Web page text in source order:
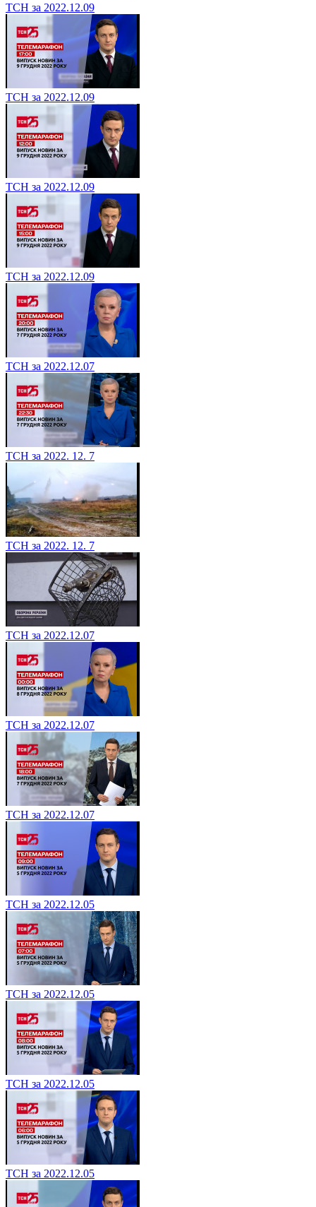
ТСН за 2022.12.09
ТСН за 2022.12.09
ТСН за 2022.12.09
ТСН за 2022.12.09
ТСН за 2022.12.07
ТСН за 2022. 12. 7
ТСН за 2022. 12. 7
ТСН за 2022.12.07
ТСН за 2022.12.07
ТСН за 2022.12.07
ТСН за 2022.12.05
ТСН за 2022.12.05
ТСН за 2022.12.05
ТСН за 2022.12.05